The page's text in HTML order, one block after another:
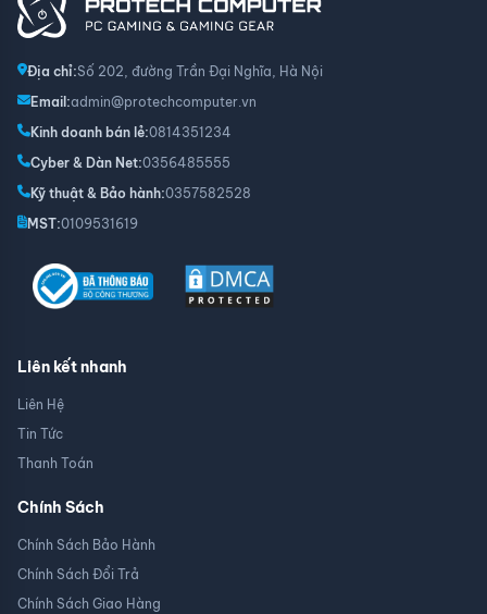
Địa chỉ:Số 202, đường Trần Đại Nghĩa, Hà Nội
Email:admin@protechcomputer.vn
Kinh doanh bán lẻ:0814351234
Cyber & Dàn Net:0356485555
Kỹ thuật & Bảo hành:0357582528
MST:0109531619
Liên kết nhanh
Liên Hệ
Tin Tức
Thanh Toán
Chính Sách
Chính Sách Bảo Hành
Chính Sách Đổi Trả
Chính Sách Giao Hàng